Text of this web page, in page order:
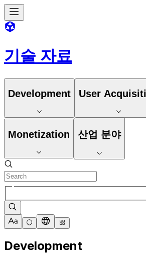
기술 자료
Development User
Monetization 산업 분야
Development